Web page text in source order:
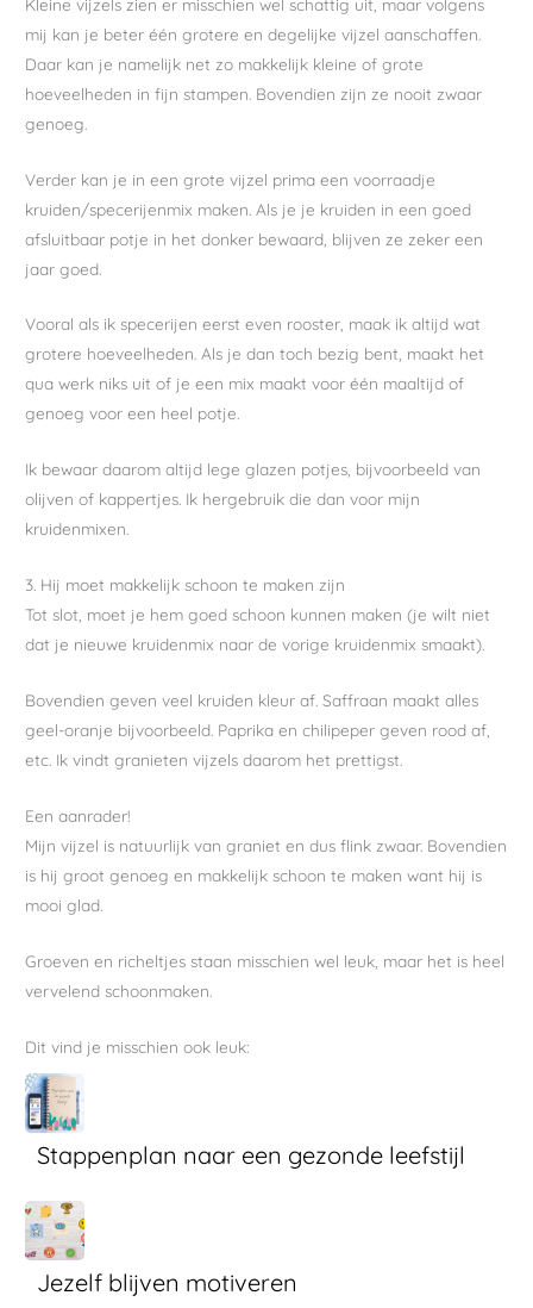
mij kan je beter één grotere en degelijke vijzel aanschaffen.
Daar kan je namelijk net zo makkelijk kleine of grote
hoeveelheden in fijn stampen. Bovendien zijn ze nooit zwaar
genoeg.
Verder kan je in een grote vijzel prima een voorraadje
kruiden/specerijenmix maken. Als je je kruiden in een goed
afsluitbaar potje in het donker bewaard, blijven ze zeker een
jaar goed.
Vooral als ik specerijen eerst even rooster, maak ik altijd wat
grotere hoeveelheden. Als je dan toch bezig bent, maakt het
qua werk niks uit of je een mix maakt voor één maaltijd of
genoeg voor een heel potje.
Ik bewaar daarom altijd lege glazen potjes, bijvoorbeeld van
olijven of kappertjes. Ik hergebruik die dan voor mijn
kruidenmixen.
3. Hij moet makkelijk schoon te maken zijn
Tot slot, moet je hem goed schoon kunnen maken (je wilt niet
dat je nieuwe kruidenmix naar de vorige kruidenmix smaakt).
Bovendien geven veel kruiden kleur af. Saffraan maakt alles
geel-oranje bijvoorbeeld. Paprika en chilipeper geven rood af,
etc. Ik vindt granieten vijzels daarom het prettigst.
Een aanrader!
Mijn vijzel is natuurlijk van graniet en dus flink zwaar. Bovendien
is hij groot genoeg en makkelijk schoon te maken want hij is
mooi glad.
Groeven en richeltjes staan misschien wel leuk, maar het is heel
vervelend schoonmaken.
Dit vind je misschien ook leuk:
Stappenplan naar een gezonde leefstijl
Jezelf blijven motiveren